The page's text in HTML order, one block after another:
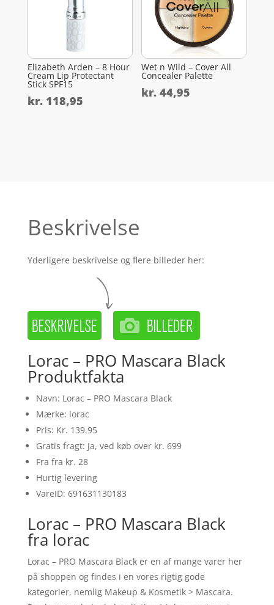
Elizabeth Arden – 8 Hour
Cream Lip Protectant
Stick SPF15
kr.118,95
Wet n Wild – Cover All
Concealer Palette
kr. 44,95
Beskrivelse
Yderligere beskrivelse og flere billeder her:
Lorac – PRO Mascara Black
Produktfakta
Navn: Lorac – PRO Mascara Black
Mærke: lorac
Pris: Kr. 139.95
Gratis fragt: Ja, ved køb over kr. 699
Fra fra kr. 28
Hurtig levering
VareID: 691631130183
Lorac – PRO Mascara Black
fra lorac
Lorac – PRO Mascara Black er en af mange varer her
på shoppen og findes i en vores rigtig gode
kategorier, nemlig Makeup & Kosmetik > Mascara.